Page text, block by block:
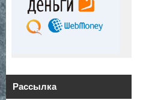
Рассылка